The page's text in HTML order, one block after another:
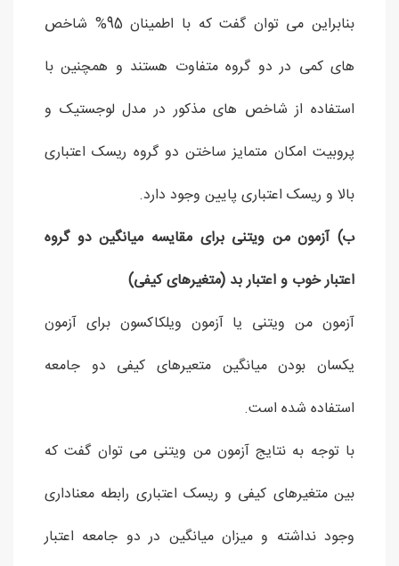
بنابراین می توان گفت که با اطمینان 95% شاخص
های کمی در دو گروه متفاوت هستند و همچنین با
استفاده از شاخص های مذکور در مدل لوجستیک و
پروبیت امکان متمایز ساختن دو گروه ریسک اعتباری
بالا و ریسک اعتباری پایین وجود دارد.
ب) آزمون من ویتنی برای مقایسه میانگین دو گروه
اعتبار خوب و اعتبار بد (متغیرهای کیفی)
آزمون من ویتنی یا آزمون ویلکاکسون برای آزمون
یکسان بودن میانگین متعیرهای کیفی دو جامعه
استفاده شده است.
با توجه به نتایج آزمون من ویتنی می توان گفت که
بین متغیرهای کیفی و ریسک اعتباری رابطه معناداری
وجود نداشته و میزان میانگین در دو جامعه اعتبار